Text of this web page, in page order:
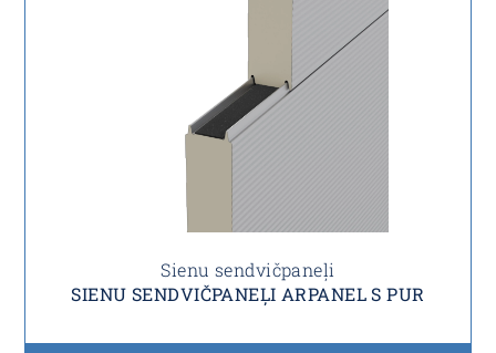
Sienu sendvičpaneļi
SIENU SENDVIČPANEĻI ARPANEL S PUR